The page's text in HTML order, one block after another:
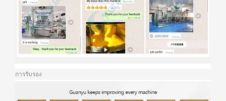
การรับรอง